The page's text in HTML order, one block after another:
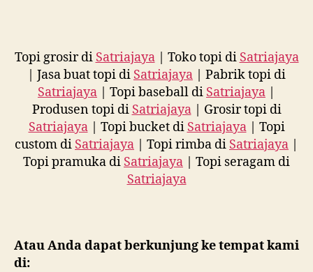
Topi grosir di Satriajaya| Toko topi di Satriajaya
| Jasa buat topi di Satriajaya | Pabrik topi di
Satriajaya | Topi baseball di Satriajaya |
Produsen topi di Satriajaya| Grosir topi di
Satriajaya| Topi bucket di Satriajaya| Topi
custom di Satriajaya | Topi rimba di Satriajaya |
Topi pramuka di Satriajaya | Topi seragam di
Satriajaya
Atau Anda dapat berkunjung ke tempat kami
di: